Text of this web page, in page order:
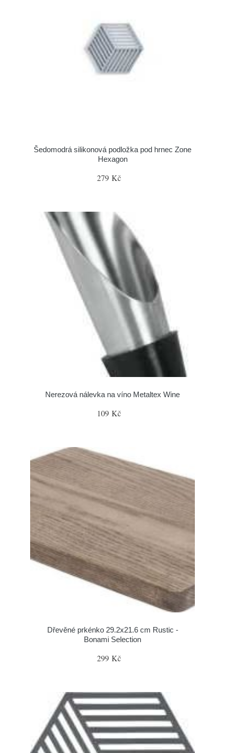
Šedomodrá silikonová podložka pod hrnec Zone
Hexagon
279 Kč
Nerezová nálevka na víno Metaltex Wine
109 Kč
Dřevěné prkénko 29.2x21.6 cm Rustic -
Bonami Selection
299 Kč